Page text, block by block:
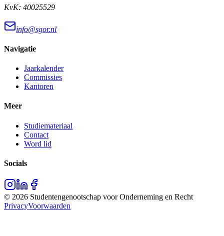
KvK: 40025529
info@sgor.nl
Navigatie
Jaarkalender
Commissies
Kantoren
Meer
Studiemateriaal
Contact
Word lid
Socials
© 2026 Studentengenootschap voor Onderneming en Recht
PrivacyVoorwaarden